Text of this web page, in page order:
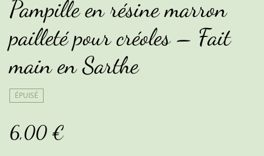
Pampille en résine marron
pailleté pour créoles – Fait
main en Sarthe
ÉPUISÉ
6,00 €